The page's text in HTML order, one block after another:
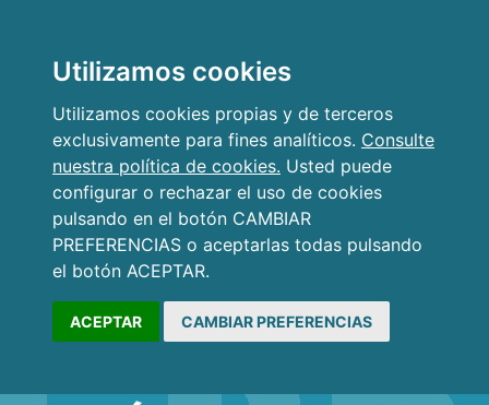
Utilizamos cookies
Utilizamos cookies propias y de terceros
exclusivamente para fines analíticos. Consulte
nuestra política de cookies. Usted puede
configurar o rechazar el uso de cookies
pulsando en el botón CAMBIAR
PREFERENCIAS o aceptarlas todas pulsando
el botón ACEPTAR.
ACEPTAR CAMBIAR PREFERENCIAS